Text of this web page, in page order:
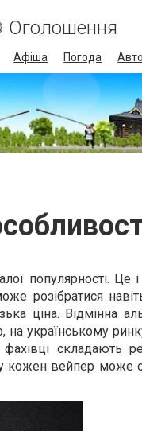
Оголошення
Афіша Погода
популярності. Це
розібратися
ціна. Відмінна
українському
складають
кожен вейпер може